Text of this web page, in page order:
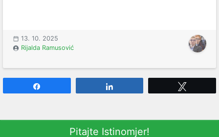
13. 10. 2025
Rijalda Ramusović
Pitajte Istinomjer!